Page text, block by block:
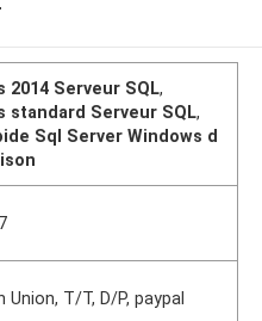
2014 Serveur SQL,
standard Serveur SQL,
Sql Server Windows d
Union, T/T, D/P, paypal